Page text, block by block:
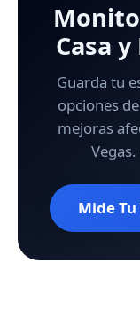
Casa
Guarda tu
opciones
mejoras
Mide